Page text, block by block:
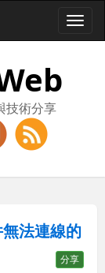
技術分享
法連線的
分享